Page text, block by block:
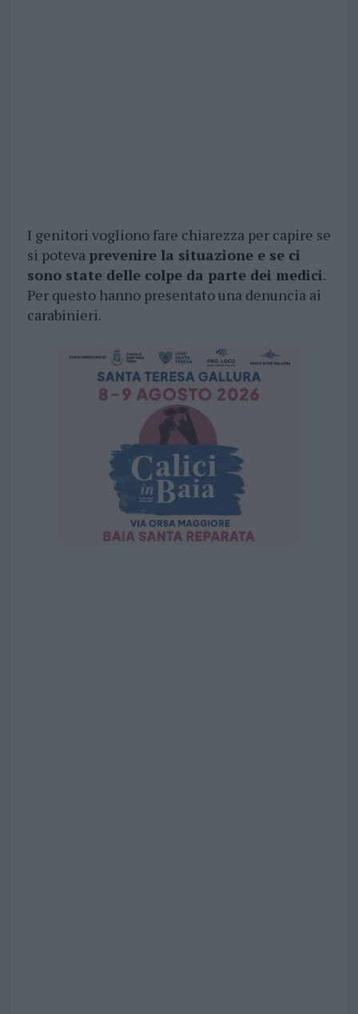
I genitori vogliono fare chiarezza per capire se
si poteva prevenire la situazione e se ci
sono state delle colpe da parte dei medici.
Per questo hanno presentato una denuncia ai
carabinieri.